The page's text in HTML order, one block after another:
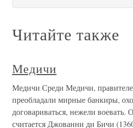
Читайте также
Медичи
Медичи Среди Медичи,
преобладали мирные банкиры,
договариваться, нежели воевать.
считается Джованни ди Бичи